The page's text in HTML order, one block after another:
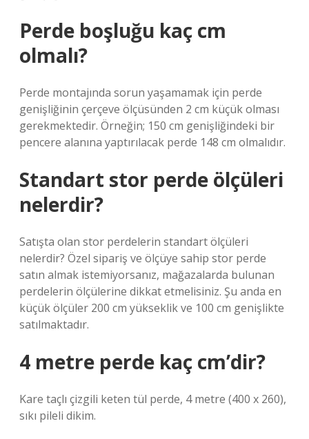
Perde boşluğu kaç cm
olmalı?
Perde montajında ​​sorun yaşamamak için perde
genişliğinin çerçeve ölçüsünden 2 cm küçük olması
gerekmektedir. Örneğin; 150 cm genişliğindeki bir
pencere alanına yaptırılacak perde 148 cm olmalıdır.
Standart stor perde ölçüleri
nelerdir?
Satışta olan stor perdelerin standart ölçüleri
nelerdir? Özel sipariş ve ölçüye sahip stor perde
satın almak istemiyorsanız, mağazalarda bulunan
perdelerin ölçülerine dikkat etmelisiniz. Şu anda en
küçük ölçüler 200 cm yükseklik ve 100 cm genişlikte
satılmaktadır.
4 metre perde kaç cm’dir?
Kare taçlı çizgili keten tül perde, 4 metre (400 x 260),
sıkı pileli dikim.